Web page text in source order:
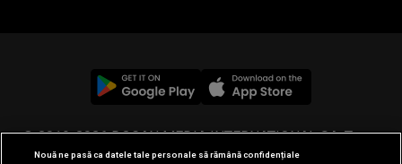
© 2019-2026 DOGAN MEDIA INTERNATIONAL SA, Toate
drepturile rezervate.
Nouă ne pasă ca datele tale personale să rămână confidențiale